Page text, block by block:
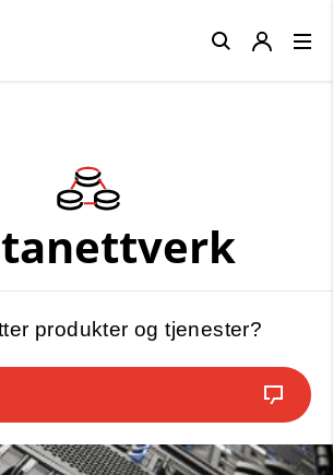
produkter og tjenester?
Close